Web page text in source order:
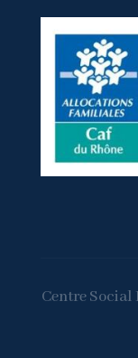
Centre Social